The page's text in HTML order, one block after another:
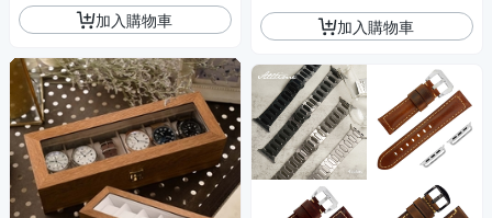
加入購物車 加入購物車